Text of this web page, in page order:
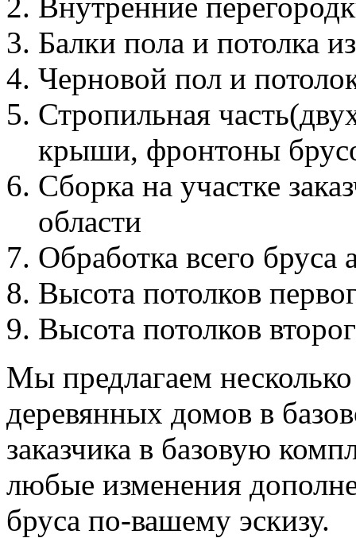
Балки пола и потолка
Черновой пол и
Стропильная
крыши, фронтоны
Сборка на участке
области
Обработка всего бруса
Высота потолков
Высота потолков
Мы предлагаем
деревянных домов в
заказчика в базовую
любые изменения
бруса по-вашему эскизу.